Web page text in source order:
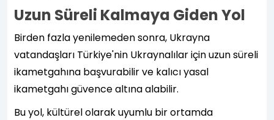
Uzun Süreli Kalmaya Giden Yol
Birden fazla yenilemeden sonra, Ukrayna
vatandaşları Türkiye'nin Ukraynalılar için uzun süreli
ikametgahına başvurabilir ve kalıcı yasal
ikametgahı güvence altına alabilir.
Bu yol, kültürel olarak uyumlu bir ortamda